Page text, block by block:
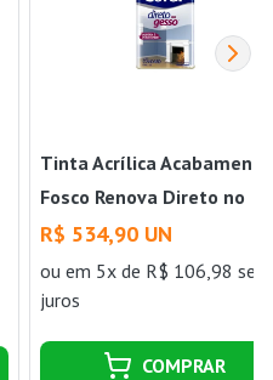
Tinta Acrílica Acabamento
Fosco Renova Direto no
Gesso & Drywall 18 Litros
Branco Neve Coral
R$ 534,90 UN
ouem 5x de R$ 106,98 sem
juros
COMPRAR